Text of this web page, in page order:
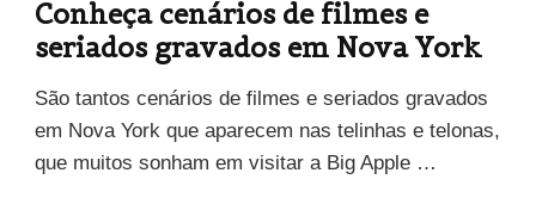
Conheça cenários de filmes e
seriados gravados em Nova York
São tantos cenários de filmes e seriados gravados
em Nova York que aparecem nas telinhas e telonas,
que muitos sonham em visitar a Big Apple …